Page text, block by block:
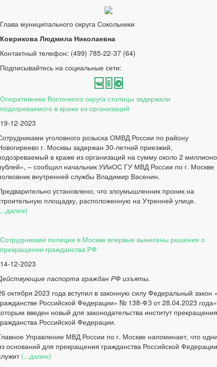
Глава муниципального округа Сокольники
Коврикова Людмила Николаевна
Контактный телефон: (499) 785-22-37 (64)
Подписывайтесь на социальные сети:
Оперативники Восточного округа столицы задержали
подозреваемого в краже из организаций
19-12-2023
уголовного розыска ОМВД России по району
г. Москвы задержан 30-летний приезжий,
в краже из организаций на сумму около 2
– сообщил начальник УИиОС ГУ МВД России по г. Москве
внутренней службы Владимир Васенин.
установлено, что злоумышленник проник на
площадку, расположенную на Утренней улице.
Сотрудниками полиции в Москве впервые вынесены решения о
прекращении гражданства РФ
14-12-2023
паспорта граждан РФ изъяты.
октября 2023 года вступил в законную силу Федеральный закон
Российской Федерации» № 138-ФЗ от 28.04.2023
введен новый для законодательства институт прекращения
Российской Федерации.
Управление МВД России по г. Москве напоминает, что
оснований для прекращения гражданства Российской Федерации
(...далее)